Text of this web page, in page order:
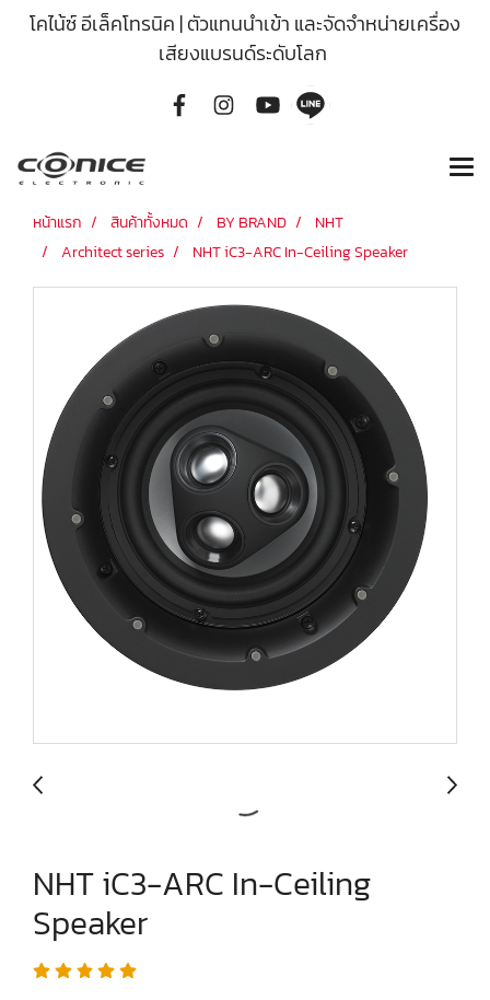
โคไน้ซ์ อีเล็คโทรนิค | ตัวแทนนำเข้า และจัดจำหน่ายเครื่อง
เสียงแบรนด์ระดับโลก
หน้าแรก สินค้าทั้งหมด BY BRAND
NHT
Architect series
NHT iC3-ARC In-Ceiling Speaker
NHT iC3-ARC In-Ceiling
Speaker